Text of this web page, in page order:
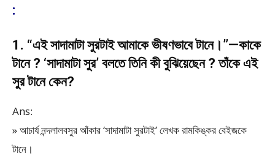
:
1. “এই সাদামাটা সুরটাই আমাকে ভীষণভাবে টানে।”—কাকে
টানে ? ‘সাদামাটা সুর’ বলতে তিনি কী বুঝিয়েছেন ? তাঁকে এই
সুর টানে কেন?
Ans:
» আচার্য নন্দলালবসুর আঁকার ‘সাদামাটা সুরটাই’ লেখক রামকিঙ্কর বেইজকে
টানে।